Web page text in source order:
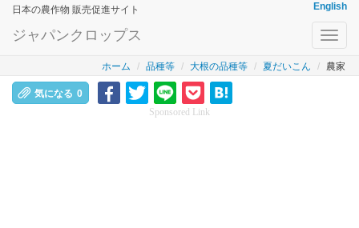
日本の農作物 販売促進サイト English
ジャパンクロップス
ホーム 品種等 大根の品種等 夏だいこん 農家
気になる 0
Sponsored Link